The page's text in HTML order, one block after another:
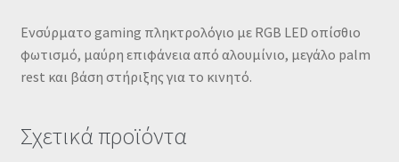
Ενσύρματο gaming πληκτρολόγιο με RGB LED οπίσθιο
φωτισμό, μαύρη επιφάνεια από αλουμίνιο, μεγάλο palm
rest και βάση στήριξης για το κινητό.
Σχετικά προϊόντα